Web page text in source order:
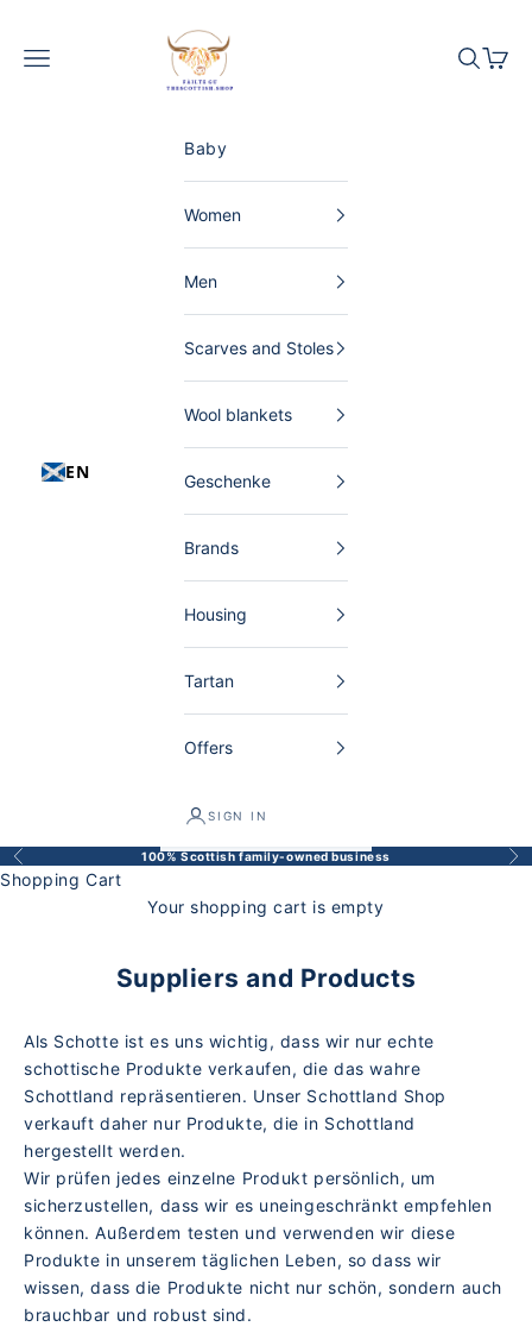
The Scottish Shop Germany
EN
Menu Search
Baby
Women
Men
Scarves and Stoles
Wool blankets
Geschenke
Brands
Housing
Tartan
Offers
SIGN IN
Back 100% Scottish family-owned business
Shopping Cart
Your shopping cart is empty
Suppliers and Products
Als Schotte ist es uns wichtig, dass wir nur echte
schottische Produkte verkaufen, die das wahre
Schottland repräsentieren. Unser Schottland Shop
verkauft daher nur Produkte, die in Schottland
hergestellt werden.
Wir prüfen jedes einzelne Produkt persönlich, um
sicherzustellen, dass wir es uneingeschränkt empfehlen
können. Außerdem testen und verwenden wir diese
Produkte in unserem täglichen Leben, so dass wir
wissen, dass die Produkte nicht nur schön, sondern auch
brauchbar und robust sind.